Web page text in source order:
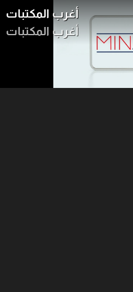
أغرب المكتبات
أغرب المكتبات